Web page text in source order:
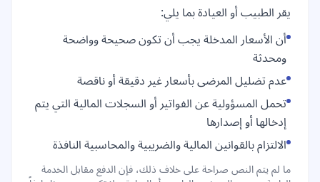
يقر الطبيب أو العيادة بما يلي:
أن الأسعار المدخلة يجب أن تكون صحيحة وواضحة
ومحدثة
عدم تضليل المرضى بأسعار غير دقيقة أو ناقصة
تحمل المسؤولية عن الفواتير أو السجلات المالية التي يتم
إدخالها أو إصدارها
الالتزام بالقوانين المالية والضريبية والمحاسبية النافذة
ما لم يتم النص صراحة على خلاف ذلك، فإن الدفع مقابل الخدمة